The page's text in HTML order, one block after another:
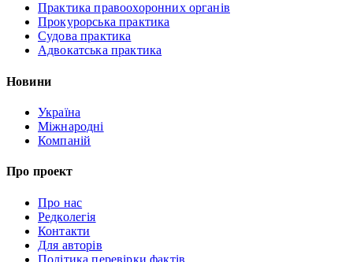
Практика правоохоронних органів
Прокурорська практика
Судова практика
Адвокатська практика
Новини
Україна
Міжнародні
Компаній
Про проект
Про нас
Редколегія
Контакти
Для авторів
Політика перевірки фактів